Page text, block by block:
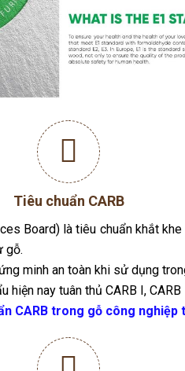
Tiêu chuẩn CARB
Board) là tiêu chuẩn khắt
minh an toàn khi sử dụng
CARB trong gỗ công nghiệp
Khả năng chống nước